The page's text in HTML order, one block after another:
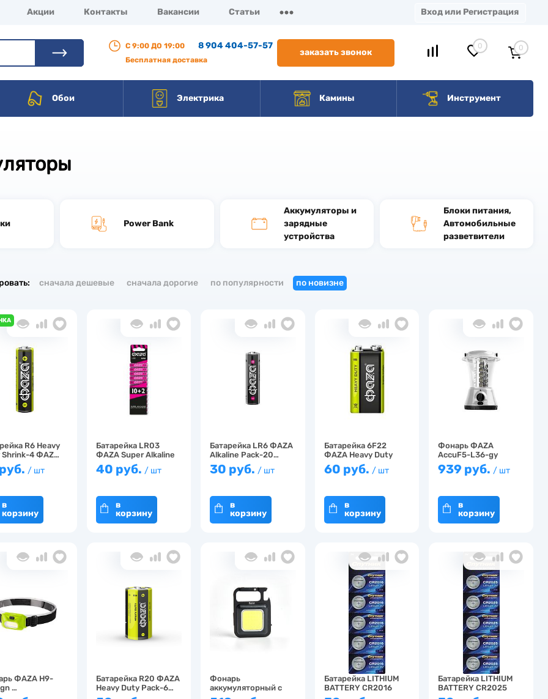
Акции Контакты Вакансии Статьи Вход или Регистрация
С 9:00 ДО 19:00 8 904 404-57-57
Бесплатная доставка
заказать звонок
0 0
Обои Электрика Камины Инструмент
Power Bank
Аккумуляторы и
зарядные
устройства
Блоки питания,
Автомобильные
разветвители
сначала дешевые сначала дорогие по популярности по новизне
R6 Heavy
Shrink-4 ФАZ…
/ шт
в
корзину
Батарейка LR03
ФАZA Super Alkaline
…
40 руб. / шт
в
корзину
Батарейка LR6 ФАZA
Alkaline Pack-20…
30 руб. / шт
в
корзину
Батарейка 6F22
ФАZA Heavy Duty
Pack-…
60 руб. / шт
в
корзину
Фонарь ФАZА
AccuF5-L36-gy
(серый) …
939 руб. / шт
в
корзину
ФАZА H9-
…
Батарейка R20 ФАZА
Heavy Duty Pack-6…
Фонарь
аккумуляторный с
магнитом USB…
Батарейка LITHIUM
BATTERY CR2016
Спу…
Батарейка LITHIUM
BATTERY CR2025
Спу…